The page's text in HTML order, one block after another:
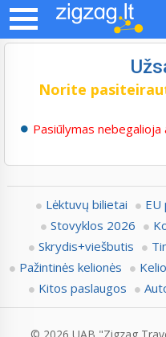
Norite
Pasiūlymas
Lėktuvų bilietai EU
Stovyklos 2026
Skrydis+viešbutis
Pažintinės kelionės
Kitos paslaugos